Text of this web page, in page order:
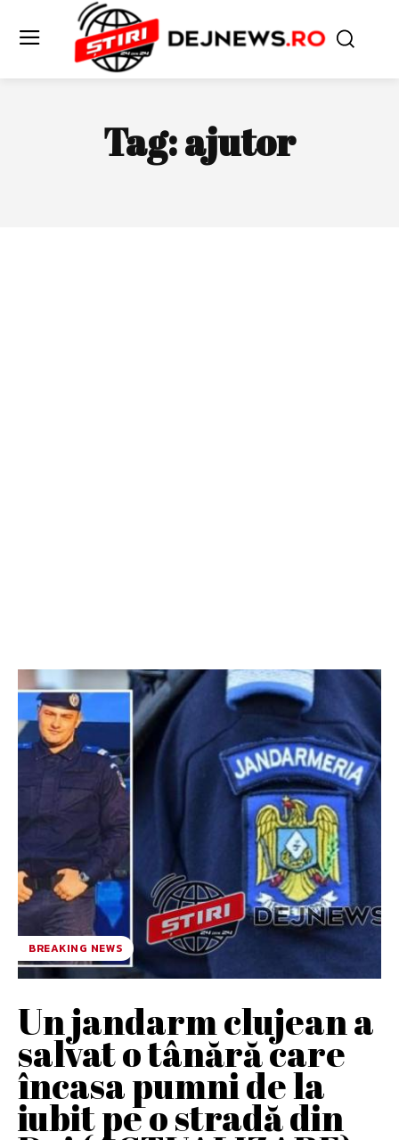
Tag:ajutor
BREAKING NEWS
Un jandarm clujean a
salvat o tânără care
încasa pumni de la
iubit pe o stradă din